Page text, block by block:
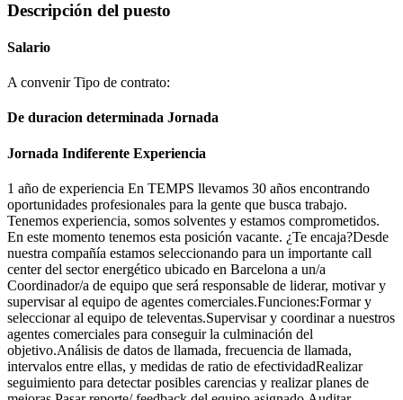
Descripción del puesto
Salario
A convenir Tipo de contrato:
De duracion determinada Jornada
Jornada Indiferente Experiencia
1 año de experiencia En TEMPS llevamos 30 años encontrando
oportunidades profesionales para la gente que busca trabajo.
Tenemos experiencia, somos solventes y estamos comprometidos.
En este momento tenemos esta posición vacante. ¿Te encaja?Desde
nuestra compañía estamos seleccionando para un importante call
center del sector energético ubicado en Barcelona a un/a
Coordinador/a de equipo que será responsable de liderar, motivar y
supervisar al equipo de agentes comerciales.Funciones:Formar y
seleccionar al equipo de televentas.Supervisar y coordinar a nuestros
agentes comerciales para conseguir la culminación del
objetivo.Análisis de datos de llamada, frecuencia de llamada,
intervalos entre ellas, y medidas de ratio de efectividadRealizar
seguimiento para detectar posibles carencias y realizar planes de